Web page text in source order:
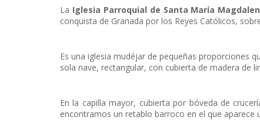
La Iglesia Parroquial de Santa María
conquista de Granada por los Reyes Católicos,
Es una iglesia mudéjar de pequeñas proporciones
sola nave, rectangular, con cubierta de madera de
En la capilla mayor, cubierta por bóveda de
encontramos un retablo barroco en el que aparece